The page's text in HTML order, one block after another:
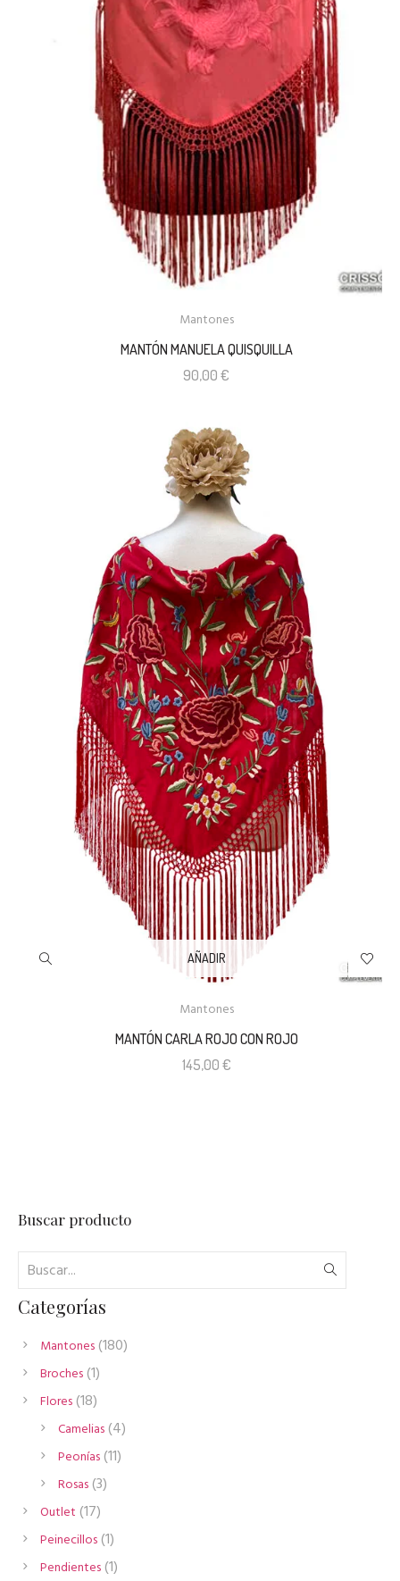
Mantones
MANTÓN MANUELA QUISQUILLA
90,00 €
AÑADIR
Mantones
MANTÓN CARLA ROJO CON ROJO
145,00 €
Buscar producto
Categorías
Mantones 180180
Broches 11
producto
Flores 1818
productos
Camelias 44
Peonías 1111
Rosas 33
Outlet 1717
productos
Peinecillos 11
producto
Pendientes 11